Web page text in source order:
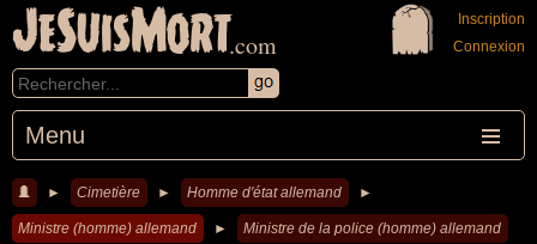
JeSuisMort.com
Menu
Inscription
Connexion
► Cimetière ► Homme d'état allemand ►
Ministre (homme) allemand ► Ministre de la police (homme) allemand